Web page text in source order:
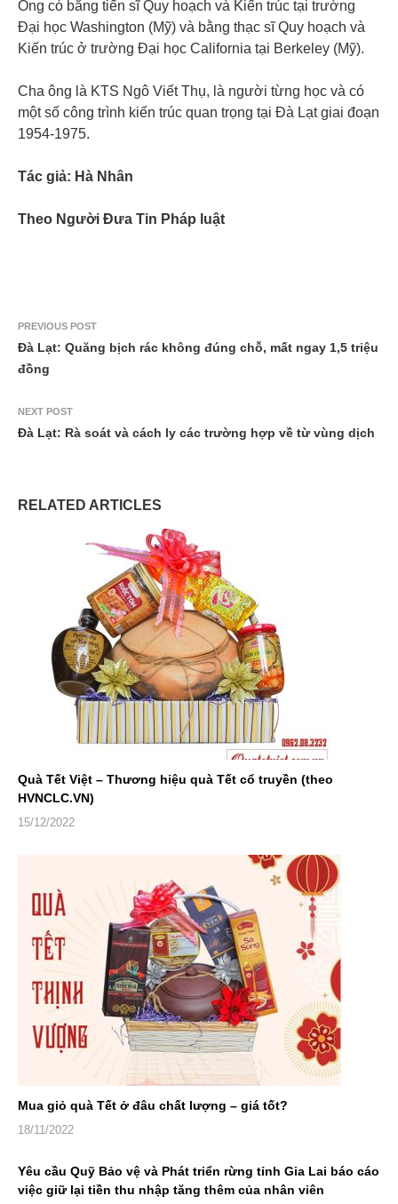
Ông có bằng tiến sĩ Quy hoạch và Kiến trúc tại trường
Đại học Washington (Mỹ) và bằng thạc sĩ Quy hoạch và
Kiến trúc ở trường Đại học California tại Berkeley (Mỹ).
Cha ông là KTS Ngô Viết Thụ, là người từng học và có
một số công trình kiến trúc quan trọng tại Đà Lạt giai đoạn
1954-1975.
Tác giả: Hà Nhân
Theo Người Đưa Tin Pháp luật
PREVIOUS POST
Đà Lạt: Quăng bịch rác không đúng chỗ, mất ngay 1,5 triệu
đồng
NEXT POST
Đà Lạt: Rà soát và cách ly các trường hợp về từ vùng dịch
RELATED ARTICLES
Quà Tết Việt – Thương hiệu quà Tết cổ truyền (theo
HVNCLC.VN)
15/12/2022
Mua giỏ quà Tết ở đâu chất lượng – giá tốt?
18/11/2022
Yêu cầu Quỹ Bảo vệ và Phát triển rừng tỉnh Gia Lai báo cáo
việc giữ lại tiền thu nhập tăng thêm của nhân viên